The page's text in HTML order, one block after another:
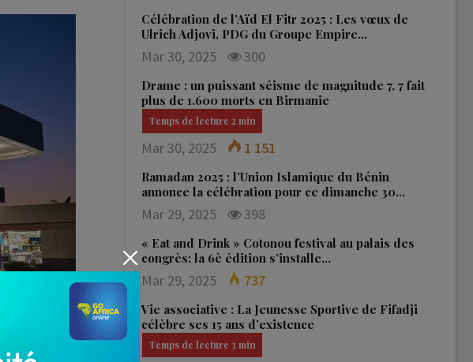
Célébration de l’Aïd El Fitr 2025 : Les vœux de
Ulrich Adjovi, PDG du Groupe Empire…
Mar 30, 2025 300
Drame : un puissant séisme de magnitude 7, 7 fait
plus de 1.600 morts en Birmanie
Mar 30, 2025 1 151
Ramadan 2025 : l’Union Islamique du Bénin
annonce la célébration pour ce dimanche 30…
Mar 29, 2025 398
« Eat and Drink » Cotonou festival au palais des
congrès: la 6è édition s’installe…
Mar 29, 2025 737
Vie associative : La Jeunesse Sportive de Fifadji
célèbre ses 15 ans d’existence